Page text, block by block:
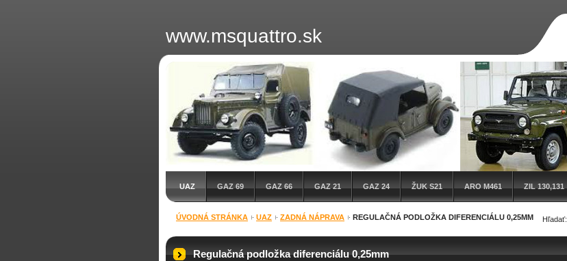
www.msquattro.sk
UAZ GAZ 69 GAZ 66 GAZ 21 GAZ 24 ŽUK S21 ARO M461 ZIL 130,131
ÚVODNÁ STRÁNKA UAZ ZADNÁ NÁPRAVA REGULAČNÁ PODLOŽKA DIFERENCIÁLU 0,25MM Hľadať:
Regulačná podložka diferenciálu 0,25mm